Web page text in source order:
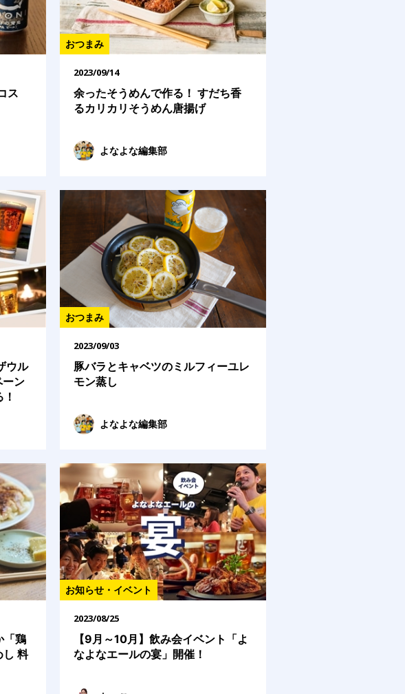
ス
おつまみ
2023/09/14
余ったそうめんで作る！ すだち香
るカリカリそうめん唐揚げ
よなよな編集部
ウル
ン
おつまみ
2023/09/03
豚バラとキャベツのミルフィーユレ
モン蒸し
よなよな編集部
「鶏
し 料
お知らせ・イベント
2023/08/25
【9月～10月】飲み会イベント「よ
なよなエールの宴」開催！